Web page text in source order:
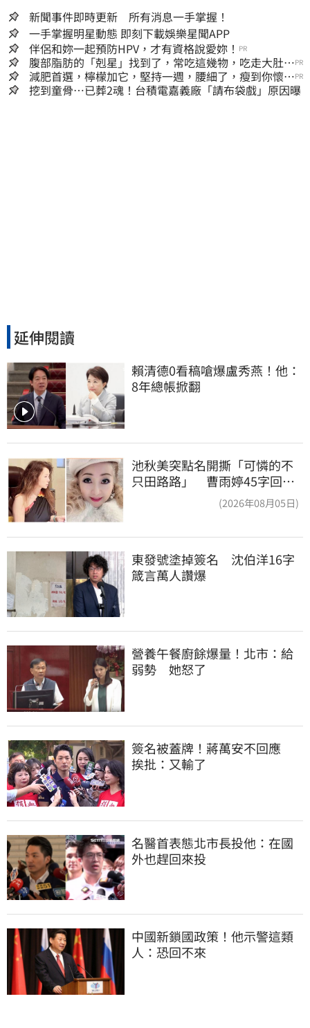
新聞事件即時更新 所有消息一手掌握！
一手掌握明星動態 即刻下載娛樂星聞APP
伴侶和妳一起預防HPV，才有資格說愛妳！ PR
腹部脂肪的「剋星」找到了，常吃這幾物，吃走大肚
囊，瘦出小蠻腰
PR
減肥首選，檸檬加它，堅持一週，腰細了，瘦到你懷疑
人生
PR
挖到童骨…已葬2魂！台積電嘉義廠「請布袋戲」原因曝
延伸閱讀
賴清德0看稿嗆爆盧秀燕！他：
8年總帳掀翻
池秋美突點名開撕「可憐的不
只田路路」 曹雨婷45字回應
(2026年08月05日)
東發號塗掉簽名　沈伯洋16字
箴言萬人讚爆
營養午餐廚餘爆量！北市：給
弱勢　她怒了
簽名被蓋牌！蔣萬安不回應
挨批：又輸了
名醫首表態北市長投他：在國
外也趕回來投
中國新鎖國政策！他示警這類
人：恐回不來